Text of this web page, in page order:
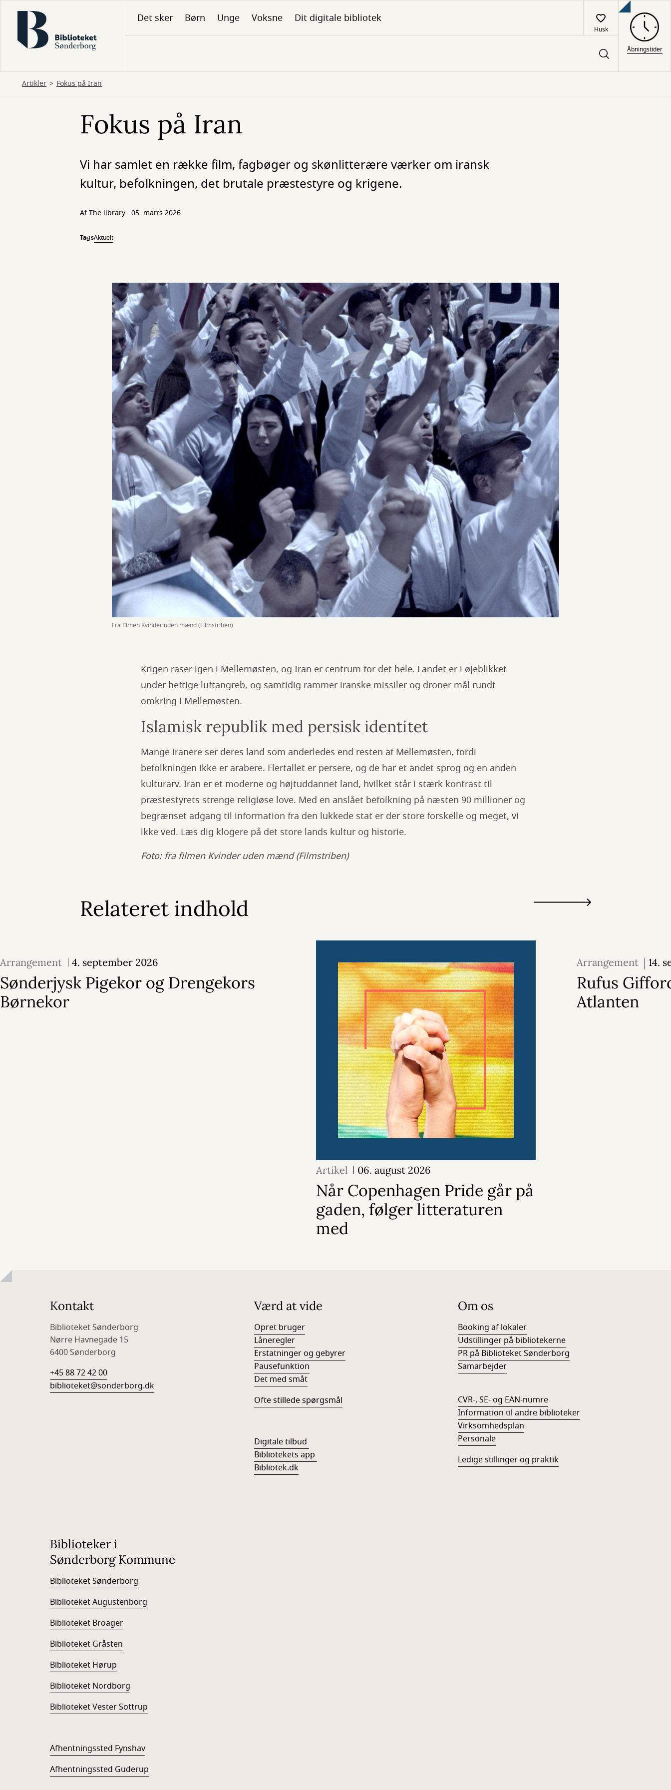
hovedindhold
Det sker Børn Unge Voksne Dit digitale bibliotek
Husk
Åbningstider
Artikler Fokus på Iran
Fokus på Iran
Vi har samlet en række film, fagbøger og skønlitterære værker om iransk
kultur, befolkningen, det brutale præstestyre og krigene.
Af The library 05. marts 2026
TagsAktuelt
Fra filmen Kvinder uden mænd (Filmstriben)
Krigen raser igen i Mellemøsten, og Iran er centrum for det hele. Landet er i øjeblikket
under heftige luftangreb, og samtidig rammer iranske missiler og droner mål rundt
omkring i Mellemøsten.
Islamisk republik med persisk identitet
Mange iranere ser deres land som anderledes end resten af Mellemøsten, fordi
befolkningen ikke er arabere. Flertallet er persere, og de har et andet sprog og en anden
kulturarv. Iran er et moderne og højtuddannet land, hvilket står i stærk kontrast til
præstestyrets strenge religiøse love. Med en anslået befolkning på næsten 90 millioner og
begrænset adgang til information fra den lukkede stat er der store forskelle og meget, vi
ikke ved. Læs dig klogere på det store lands kultur og historie.
Foto: fra filmen Kvinder uden mænd (Filmstriben)
Relateret indhold
Arrangement 4. september 2026
Sønderjysk Pigekor og Drengekors
Børnekor
Artikel 06. august 2026
Når Copenhagen Pride går på
gaden, følger litteraturen
med
Arrangement
14.
2026
Rufus
Atlanten
Kontakt
Biblioteket Sønderborg
Nørre Havnegade 15
6400 Sønderborg
+45 88 72 42 00
biblioteket@sonderborg.dk
Værd at vide
Opret bruger
Låneregler
Erstatninger og gebyrer
Pausefunktion
Det med småt
Ofte stillede spørgsmål
Digitale tilbud
Bibliotekets app
Bibliotek.dk
Om os
Booking af lokaler
Udstillinger på bibliotekerne
PR på Biblioteket Sønderborg
Samarbejder
CVR-, SE- og EAN-numre
Information til andre biblioteker
Virksomhedsplan
Personale
Ledige stillinger og praktik
Biblioteker i
Sønderborg Kommune
Biblioteket Sønderborg
Biblioteket Augustenborg
Biblioteket Broager
Biblioteket Gråsten
Biblioteket Hørup
Biblioteket Nordborg
Biblioteket Vester Sottrup
Afhentningssted Fynshav
Afhentningssted Guderup